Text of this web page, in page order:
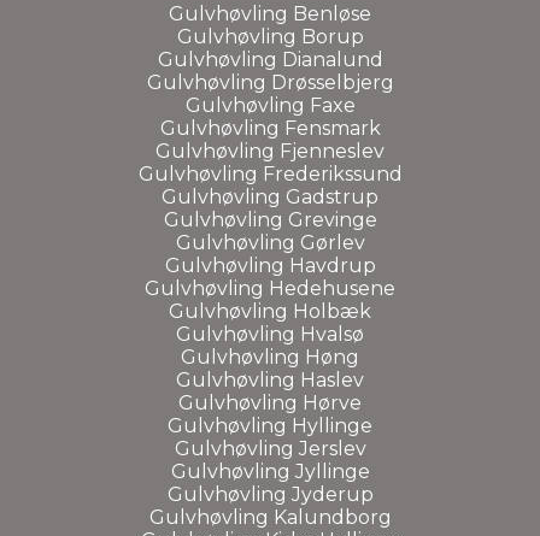
Gulvhøvling Benløse
Gulvhøvling Borup
Gulvhøvling Dianalund
Gulvhøvling Drøsselbjerg
Gulvhøvling Faxe
Gulvhøvling Fensmark
Gulvhøvling Fjenneslev
Gulvhøvling Frederikssund
Gulvhøvling Gadstrup
Gulvhøvling Grevinge
Gulvhøvling Gørlev
Gulvhøvling Havdrup
Gulvhøvling Hedehusene
Gulvhøvling Holbæk
Gulvhøvling Hvalsø
Gulvhøvling Høng
Gulvhøvling Haslev
Gulvhøvling Hørve
Gulvhøvling Hyllinge
Gulvhøvling Jerslev
Gulvhøvling Jyllinge
Gulvhøvling Jyderup
Gulvhøvling Kalundborg